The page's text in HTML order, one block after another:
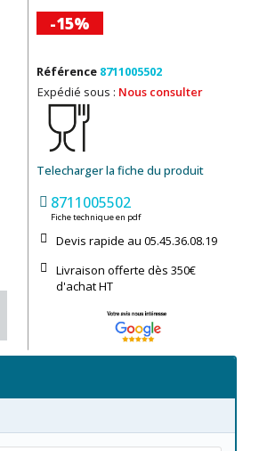
-15%
Référence 8711005502
Expédié sous : Nous consulter
Telecharger la fiche du produit
8711005502
Fiche technique en pdf
Devis rapide au 05.45.36.08.19​
Livraison offerte dès 350€
d'achat​ HT